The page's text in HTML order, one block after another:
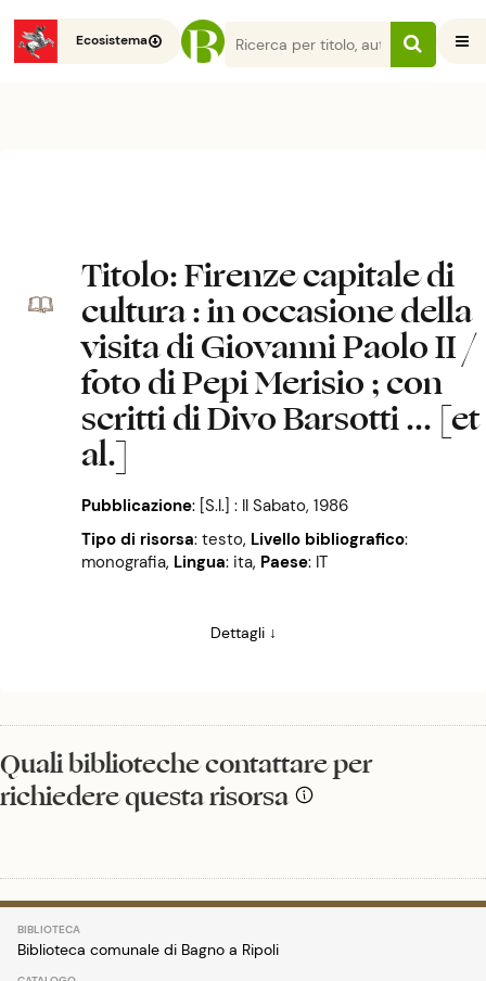
Ecosistema
Titolo: Firenze capitale di
cultura : in occasione della
visita di Giovanni Paolo II /
foto di Pepi Merisio ; con
scritti di Divo Barsotti ... [et
al.]
Pubblicazione: [S.l.] : Il Sabato, 1986
Tipo di risorsa: testo, Livello bibliografico:
monografia, Lingua: ita, Paese: IT
Dettagli ↓
Quali biblioteche contattare per
richiedere questa risorsa
Biblioteca comunale di Bagno a Ripoli